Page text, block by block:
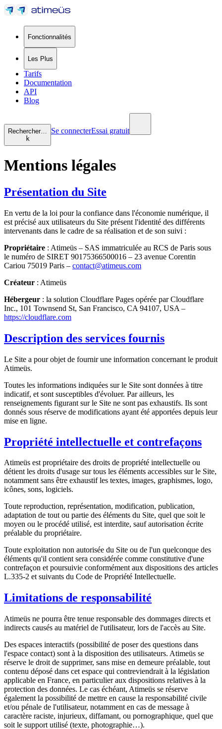
Fonctionnalités
Les Plus
Tarifs
Documentation
API
Blog
Rechercher…
k
Se connecterEssai gratuit
Mentions légales
Présentation du Site
En vertu de la loi pour la confiance dans l'économie numérique, il
est précisé aux utilisateurs du Site présent l'identité des différents
intervenants dans le cadre de sa réalisation et de son suivi :
Propriétaire : Atimeüs – SAS immatriculée au RCS de Paris sous
le numéro de SIRET 90175366500016 – 23 avenue Corentin
Cariou 75019 Paris – contact@atimeus.com
Créateur : Atimeüs
Hébergeur : la solution Cloudflare Pages opérée par Cloudflare
Inc., 101 Townsend St, San Francisco, CA 94107, USA –
https://cloudflare.com
Description des services fournis
Le Site a pour objet de fournir une information concernant le produit
Atimeüs.
Toutes les informations indiquées sur le Site sont données à titre
indicatif, et sont susceptibles d'évoluer. Par ailleurs, les
renseignements figurant sur le Site ne sont pas exhaustifs. Ils sont
donnés sous réserve de modifications ayant été apportées depuis leur
mise en ligne.
Propriété intellectuelle et contrefaçons
Atimeüs est propriétaire des droits de propriété intellectuelle ou
détient les droits d'usage sur tous les éléments accessibles sur le Site,
notamment sans être exhaustif les textes, images, graphismes, logo,
icônes, sons, logiciels.
Toute reproduction, représentation, modification, publication,
adaptation de tout ou partie des éléments du Site, quel que soit le
moyen ou le procédé utilisé, est interdite, sauf autorisation écrite
préalable du propriétaire.
Toute exploitation non autorisée du Site ou de l'un quelconque des
éléments qu'il contient sera considérée comme constitutive d'une
contrefaçon et poursuivie conformément aux dispositions des articles
L.335-2 et suivants du Code de Propriété Intellectuelle.
Limitations de responsabilité
Atimeüs ne pourra être tenue responsable des dommages directs et
indirects causés au matériel de l'utilisateur, lors de l'accès au Site.
Des espaces interactifs (possibilité de poser des questions dans
l'espace contact) sont à la disposition des utilisateurs. Atimeüs se
réserve le droit de supprimer, sans mise en demeure préalable, tout
contenu déposé dans cet espace qui contreviendrait à la législation
applicable en France, en particulier aux dispositions relatives à la
protection des données. Le cas échéant, Atimeüs se réserve
également la possibilité de mettre en cause la responsabilité civile
et/ou pénale de l'utilisateur, notamment en cas de message à
caractère raciste, injurieux, diffamant, ou pornographique, quel que
soit le support utilisé (texte, photographie…).